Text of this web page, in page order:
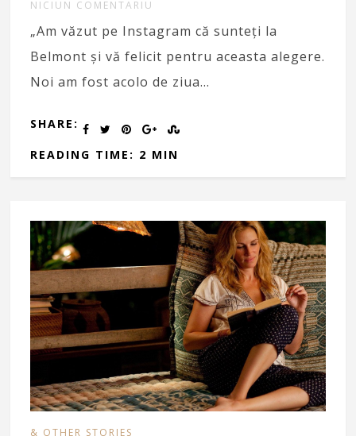
NICIUN COMENTARIU
„Am văzut pe Instagram că sunteți la
Belmont și vă felicit pentru aceasta alegere.
Noi am fost acolo de ziua…
SHARE:
READING TIME: 2 MIN
& OTHER STORIES